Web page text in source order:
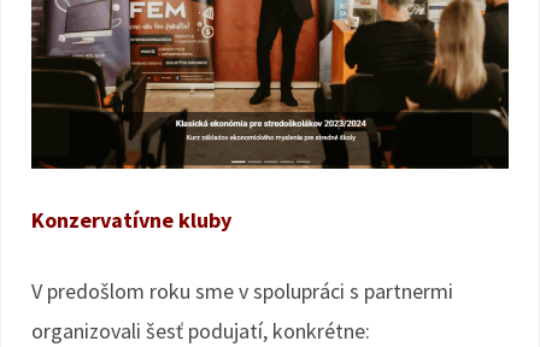
Konzervatívne kluby
V predošlom roku sme v spolupráci s partnermi
organizovali šesť podujatí, konkrétne: